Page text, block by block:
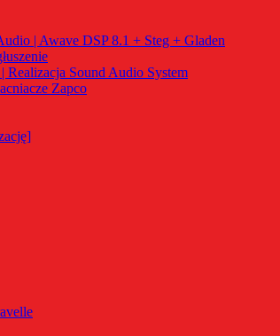
| Awave DSP 8.1 + Steg + Gladen
Sound Audio System
Zapco